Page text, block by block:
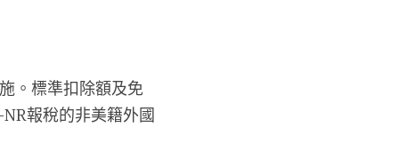
。標準扣除額及免
報稅的非美籍外國